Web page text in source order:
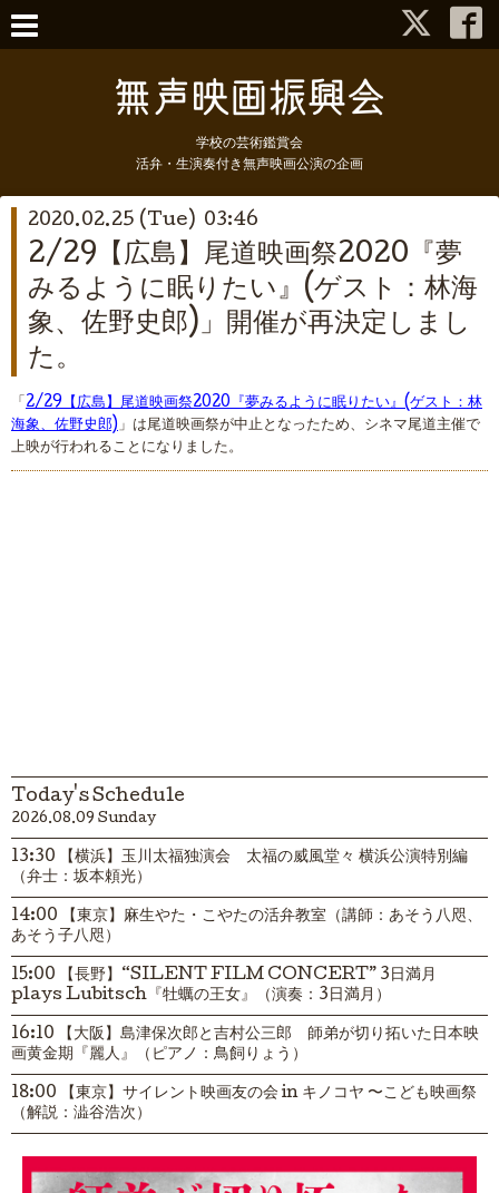
学校の芸術鑑賞会
活弁・生演奏付き無声映画公演の企画
2020.02.25 (Tue) 03:46
2/29【広島】尾道映画祭2020『夢
みるように眠りたい』(ゲスト：林海
象、佐野史郎)」開催が再決定しまし
た。
「 2/29【広島】尾道映画祭2020『夢みるように眠りたい』(ゲスト：林
海象、佐野史郎)」は尾道映画祭が中止となったため、シネマ尾道主催で
上映が行われることになりました。
Today's Schedule
2026.08.09 Sunday
13:30 【横浜】玉川太福独演会 太福の威風堂々 横浜公演特別編
（弁士：坂本頼光）
14:00 【東京】麻生やた・こやたの活弁教室（講師：あそう八咫、
あそう子八咫）
15:00 【長野】“SILENT FILM CONCERT” 3日満月
plays Lubitsch『牡蠣の王女』（演奏：3日満月）
16:10 【大阪】島津保次郎と吉村公三郎 師弟が切り拓いた日本映
画黄金期『麗人』（ピアノ：鳥飼りょう）
18:00 【東京】サイレント映画友の会 in キノコヤ 〜こども映画祭
（解説：澁谷浩次）